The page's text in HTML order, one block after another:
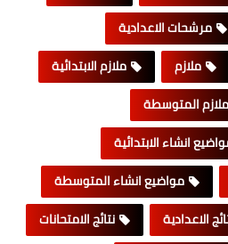
مرشحات الاعدادية
ملازم
ملازم الابتدائية
ملازم المتوسطة
انشاء الابتدائية
مواضيع انشاء المتوسطة
الاعدادية
نتائج الامتحانات